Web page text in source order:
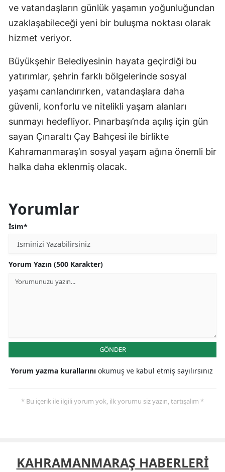
ve vatandaşların günlük yaşamın yoğunluğundan
uzaklaşabileceği yeni bir buluşma noktası olarak
hizmet veriyor.
Büyükşehir Belediyesinin hayata geçirdiği bu
yatırımlar, şehrin farklı bölgelerinde sosyal
yaşamı canlandırırken, vatandaşlara daha
güvenli, konforlu ve nitelikli yaşam alanları
sunmayı hedefliyor. Pınarbaşı’nda açılış için gün
sayan Çınaraltı Çay Bahçesi ile birlikte
Kahramanmaraş’ın sosyal yaşam ağına önemli bir
halka daha eklenmiş olacak.
Yorumlar
İsim*
Yorum Yazın (500 Karakter)
GÖNDER
Yorum yazma kurallarını okumuş ve kabul etmiş sayılırsınız
* Bu içerik ile ilgili yorum yok, ilk yorumu siz yazın, tartışalım *
KAHRAMANMARAŞ HABERLERİ